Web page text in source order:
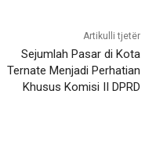
Artikulli tjetër
Sejumlah Pasar di Kota
Ternate Menjadi Perhatian
Khusus Komisi II DPRD